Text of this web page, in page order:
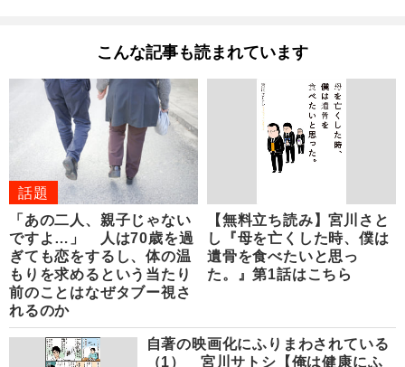
こんな記事も読まれています
話題
「あの二人、親子じゃない
ですよ…」 人は70歳を過
ぎても恋をするし、体の温
もりを求めるという当たり
前のことはなぜタブー視さ
れるのか
【無料立ち読み】宮川さと
し『母を亡くした時、僕は
遺骨を食べたいと思っ
た。』第1話はこちら
自著の映画化にふりまわされている
（1） 宮川サトシ【俺は健康にふ